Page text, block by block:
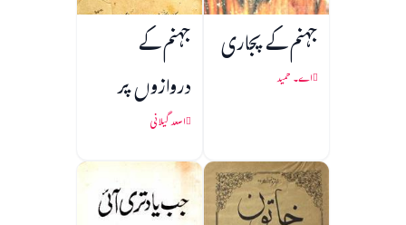
جہنم کے پجاری
اے۔ حمید
جہنم کے
دروازوں پر
اسعد گیلانی